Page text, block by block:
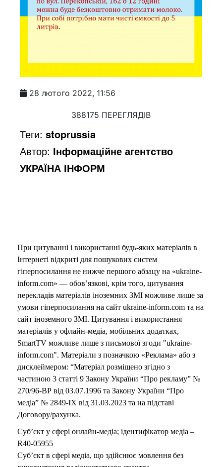
28 лютого 2022, 11:56
388175 ПЕРЕГЛЯДІВ
Теги:stoprussia
Автор: Інформаційне агентство
УКРАЇНА ІНФОРМ
При цитуванні і використанні будь-яких матеріалів в
Інтернеті відкриті для пошукових систем
гіперпосилання не нижче першого абзацу на «ukraine-
inform.com» — обов’язкові, крім того, цитування
перекладів матеріалів іноземних ЗМІ можливе лише за
умови гіперпосилання на сайт ukraine-inform.com та на
сайт іноземного ЗМІ. Цитування і використання
матеріалів у офлайн-медіа, мобільних додатках,
SmartTV можливе лише з письмової згоди "ukraine-
inform.com". Матеріали з позначкою «Реклама» або з
дисклеймером: “Матеріал розміщено згідно з
частиною 3 статті 9 Закону України “Про рекламу” №
270/96-ВР від 03.07.1996 та Закону України “Про
медіа” № 2849-IX від 31.03.2023 та на підставі
Договору/рахунка.
Суб’єкт у сфері онлайн-медіа; ідентифікатор медіа –
R40-05955
Суб’єкт в сфері медіа, що здійснює мовлення без